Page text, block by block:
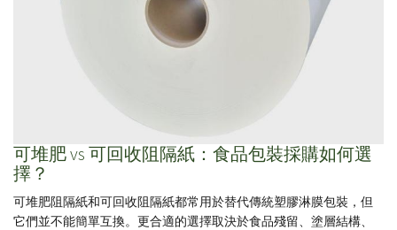
可堆肥 vs 可回收阻隔紙：食品包裝採購如何選
擇？
可堆肥阻隔紙和可回收阻隔紙都常用於替代傳統塑膠淋膜包裝，但
它們並不能簡單互換。更合適的選擇取決於食品殘留、塗層結構、